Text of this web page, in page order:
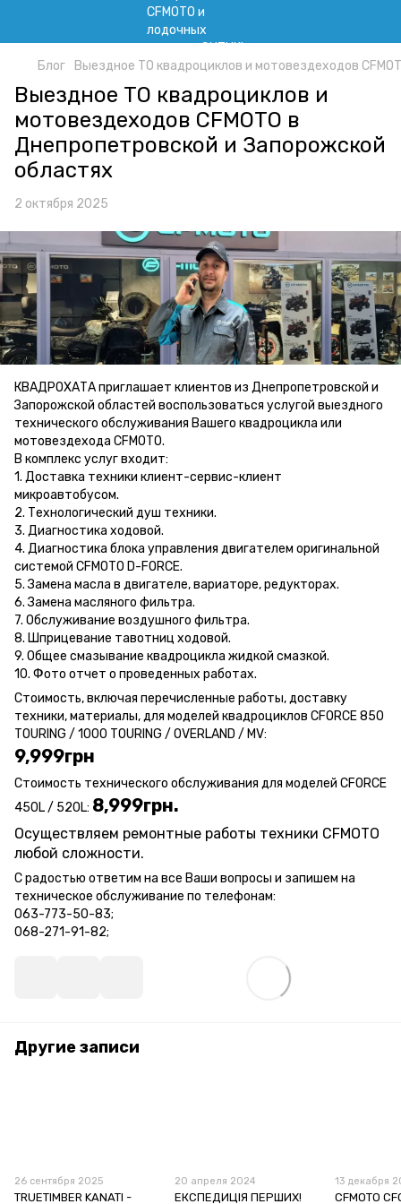
Блог Выездное ТО квадроциклов и мотовездеходов
Выездное ТО квадроциклов и
мотовездеходов CFMOTO в
Днепропетровской и Запорожской
областях
2 октября 2025
КВАДРОХАТА приглашает клиентов из Днепропетровской и
Запорожской областей воспользоваться услугой выездного
технического обслуживания Вашего квадроцикла или
мотовездехода CFMOTO.
В комплекс услуг входит:
1. Доставка техники клиент-сервис-клиент
микроавтобусом.
2. Технологический душ техники.
3. Диагностика ходовой.
4. Диагностика блока управления двигателем оригинальной
системой CFMOTO D-FORCE.
5. Замена масла в двигателе, вариаторе, редукторах.
6. Замена масляного фильтра.
7. Обслуживание воздушного фильтра.
8. Шприцевание тавотниц ходовой.
9. Общее смазывание квадроцикла жидкой смазкой.
10. Фото отчет о проведенных работах.
Стоимость, включая перечисленные работы, доставку
техники, материалы, для моделей квадроциклов CFORCE 850
TOURING / 1000 TOURING / OVERLAND / MV:
9,999грн
Стоимость технического обслуживания для моделей CFORCE
450L / 520L: 8,999грн.
Осуществляем ремонтные работы техники CFMOTO
любой сложности.
С радостью ответим на все Ваши вопросы и запишем на
техническое обслуживание по телефонам:
063-773-50-83;
068-271-91-82;
Другие записи
26 сентября 2025
TRUETIMBER KANATI -
20 апреля 2024
ЕКСПЕДИЦІЯ ПЕРШИХ!
13 декабря
CFMOTO